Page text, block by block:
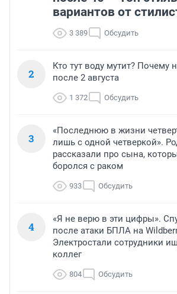
вариантов от
3 389 Обсудить
2
Кто тут воду мутит? Почему
после 2 августа
1 372 Обсудить
3
«Последнюю в жизни
лишь с одной четверкой».
рассказали про сына,
боролся с раком
933 Обсудить
4
«Я не верю в эти цифры».
после атаки БПЛА на
Электростали сотрудники
коллег
804 Обсудить